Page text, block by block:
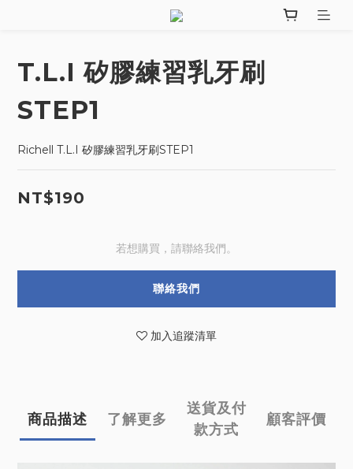
T.L.I 矽膠練習乳牙刷
STEP1
Richell T.L.I 矽膠練習乳牙刷STEP1
NT$190
若想購買，請聯絡我們。
聯絡我們
加入追蹤清單
商品描述 了解更多
送貨及付
款方式
顧客評價